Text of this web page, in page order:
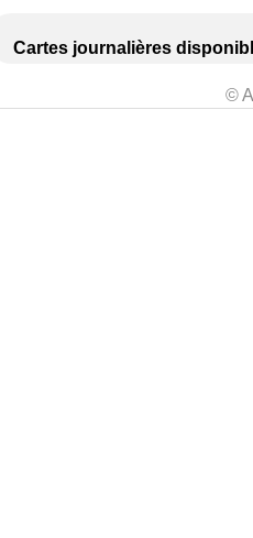
Cartes journalières
©